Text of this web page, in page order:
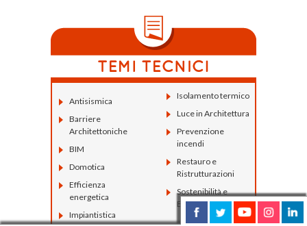
Antisismica
Barriere
Architettoniche
BIM
Domotica
Efficienza
energetica
Impiantistica
Isolamento termico
Luce in Architettura
Prevenzione
incendi
Restauro e
Ristrutturazioni
Sostenibilità e
Bioedilizia